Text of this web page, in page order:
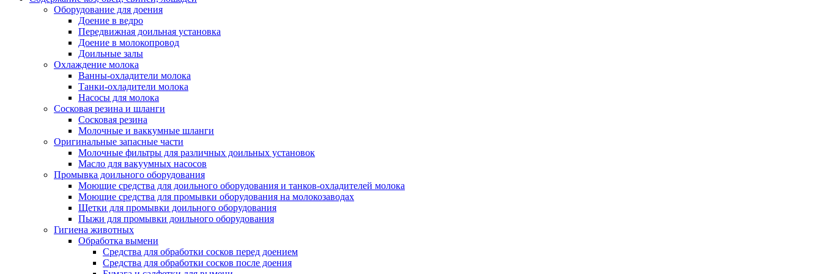
Оборудование для доения
Доение в ведро
Передвижная доильная установка
Доение в молокопровод
Доильные залы
Охлаждение молока
Ванны-охладители молока
Танки-охладители молока
Насосы для молока
Сосковая резина и шланги
Сосковая резина
Молочные и ваккумные шланги
Оригинальные запасные части
Молочные фильтры для различных доильных установок
Масло для вакуумных насосов
Промывка доильного оборудования
Моющие средства для доильного оборудования и танков-охладителей молока
Моющие средства для промывки оборудования на молокозаводах
Щетки для промывки доильного оборудования
Пыжи для промывки доильного оборудования
Гигиена животных
Обработка вымени
Средства для обработки сосков перед доением
Средства для обработки сосков после доения